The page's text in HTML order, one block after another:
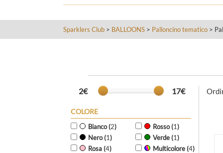
Sparklers Club > BALLOONS > Palloncino tematico >
2€ 17€
COLORE
Bianco (2)
Nero (1)
Rosa (4)
Rosso (1)
Verde (1)
Multicolore (4)